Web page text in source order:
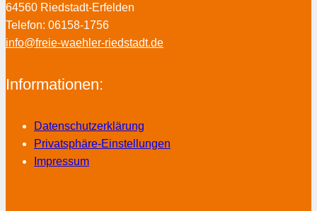
64560 Riedstadt-Erfelden
Telefon: 06158-1756
info@freie-waehler-riedstadt.de
Informationen:
Datenschutzerklärung
Privatsphäre-Einstellungen
Impressum